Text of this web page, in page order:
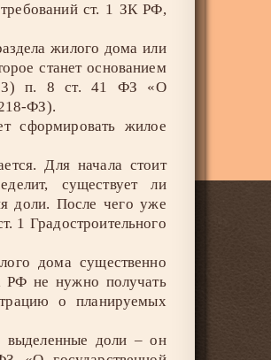
ст. 1 ЗК РФ,
жилого дома или
станет основанием
3) п. 8 ст. 41 ФЗ «О
ФЗ).
сформировать жилое
Для начала стоит
существует ли
доли. После чего уже
1 Градостроительного
дома существенно
РФ не нужно получать
о планируемых
выделенные доли – он